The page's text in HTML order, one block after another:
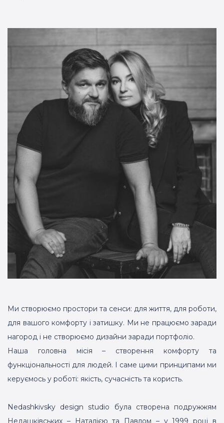
Ми створюємо простори та сенси: для життя, для роботи,
для вашого комфорту і затишку. Ми не працюємо заради
нагород і не створюємо дизайни заради портфоліо.
Наша головна місія – створення комфорту та
функціональності для людей. І саме цими принципами ми
керуємось у роботі: якість, сучасність та користь.
Nedashkivsky design studio була створена подружжям
Недашківських – Наталією та Павлом – у 1999 році в